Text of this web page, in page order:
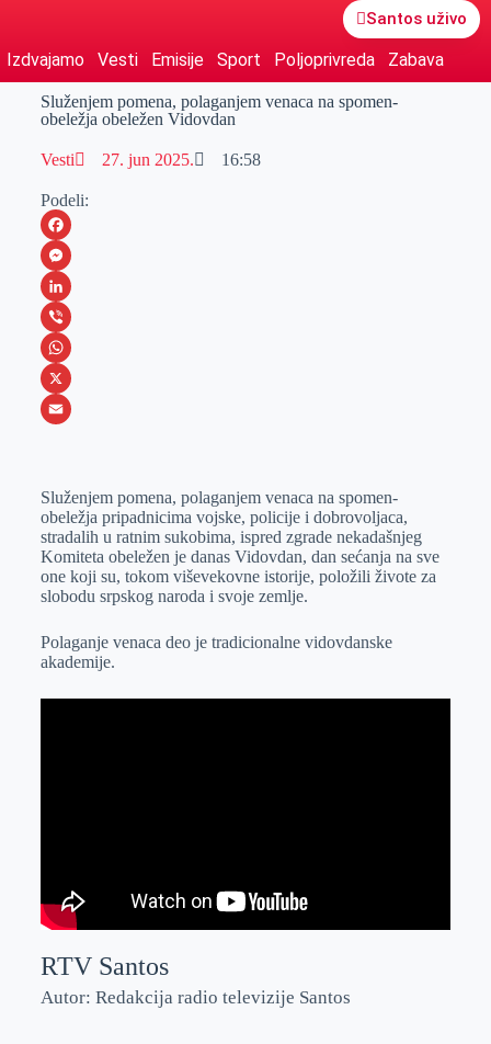
Santos uživo
Izdvajamo Vesti Emisije Sport Poljoprivreda Zabava
Služenjem pomena, polaganjem venaca na spomen-
obeležja obeležen Vidovdan
Vesti 27. jun 2025. 16:58
Podeli:
F
a
c
e
b
o
M
e
s
s
e
e
r
L
i
n
k
I
n
V
i
b
W
h
s
A
p
p
X
a
i
l
Služenjem pomena, polaganjem venaca na spomen-
obeležja pripadnicima vojske, policije i dobrovoljaca,
stradalih u ratnim sukobima, ispred zgrade nekadašnjeg
Komiteta obeležen je danas Vidovdan, dan sećanja na sve
one koji su, tokom viševekovne istorije, položili živote za
slobodu srpskog naroda i svoje zemlje.
Polaganje venaca deo je tradicionalne vidovdanske
akademije.
RTV Santos
Autor: Redakcija radio televizije Santos